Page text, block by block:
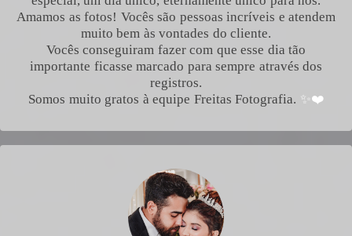
Amamos as fotos! Vocês são pessoas incríveis e atendem
muito bem às vontades do cliente.
Vocês conseguiram fazer com que esse dia tão
importante ficasse marcado para sempre através dos
registros.
Somos muito gratos à equipe Freitas Fotografia. ✨❤️